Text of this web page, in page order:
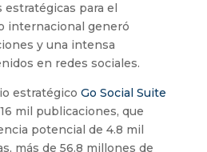
para el
internacional generó
y una intensa
en redes sociales.
estratégico Go Social Suite
mil publicaciones, que
potencial de 4.8 mil
más de 56.8 millones de